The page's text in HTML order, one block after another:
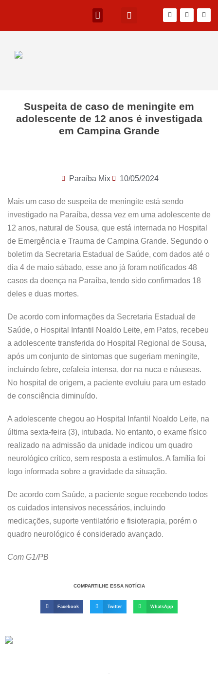
Suspeita de caso de meningite em
adolescente de 12 anos é investigada
em Campina Grande
Paraíba Mix 10/05/2024
Mais um caso de suspeita de meningite está sendo
investigado na Paraíba, dessa vez em uma adolescente de
12 anos, natural de Sousa, que está internada no Hospital
de Emergência e Trauma de Campina Grande. Segundo o
boletim da Secretaria Estadual de Saúde, com dados até o
dia 4 de maio sábado, esse ano já foram notificados 48
casos da doença na Paraíba, tendo sido confirmados 18
deles e duas mortes.
De acordo com informações da Secretaria Estadual de
Saúde, o Hospital Infantil Noaldo Leite, em Patos, recebeu
a adolescente transferida do Hospital Regional de Sousa,
após um conjunto de sintomas que sugeriam meningite,
incluindo febre, cefaleia intensa, dor na nuca e náuseas.
No hospital de origem, a paciente evoluiu para um estado
de consciência diminuído.
A adolescente chegou ao Hospital Infantil Noaldo Leite, na
última sexta-feira (3), intubada. No entanto, o exame físico
realizado na admissão da unidade indicou um quadro
neurológico crítico, sem resposta a estímulos. A família foi
logo informada sobre a gravidade da situação.
De acordo com Saúde, a paciente segue recebendo todos
os cuidados intensivos necessários, incluindo
medicações, suporte ventilatório e fisioterapia, porém o
quadro neurológico é considerado avançado.
Com G1/PB
COMPARTILHE ESSA NOTÍCIA
Facebook Twitter WhatsApp